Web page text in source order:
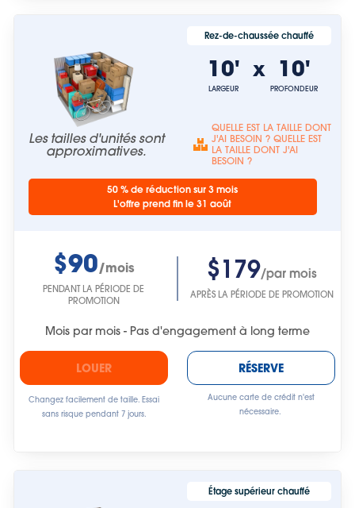
Les tailles d'unités sont
approximatives.
Rez-de-chaussée chauffé
10'
LARGEUR
x 10'
PROFONDEUR
QUELLE EST LA TAILLE DONT
J'AI BESOIN ? QUELLE EST
LA TAILLE DONT J'AI
BESOIN ?
50 % de réduction sur 3 mois
L'offre prend fin le 31 août
$90/mois
PENDANT LA PÉRIODE DE
PROMOTION
$179/par mois
APRÈS LA PÉRIODE DE PROMOTION
Mois par mois - Pas d'engagement à long terme
LOUER
Changez facilement de taille. Essai
sans risque pendant 7 jours.
RÉSERVE
Aucune carte de crédit n'est
nécessaire.
Étage supérieur chauffé